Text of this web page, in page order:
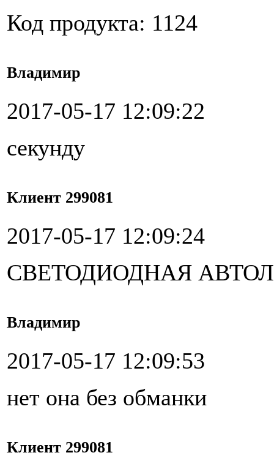
Код продукта: 1124
Владимир
2017-05-17 12:09:22
секунду
Клиент 299081
2017-05-17 12:09:24
СВЕТОДИОДНАЯ
Владимир
2017-05-17 12:09:53
нет она без обманки
Клиент 299081